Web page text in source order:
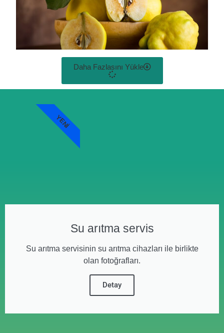
Daha Fazlasını Yükle
Su arıtma servis
Su arıtma servisinin su arıtma cihazları ile birlikte
olan fotoğrafları.
Detay
YENI